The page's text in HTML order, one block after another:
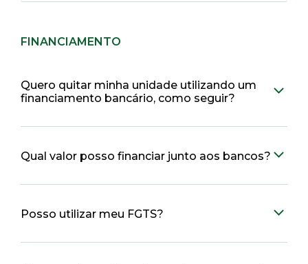
FINANCIAMENTO
Quero quitar minha unidade utilizando um
financiamento bancário, como seguir?
Qual valor posso financiar junto aos bancos?
Posso utilizar meu FGTS?